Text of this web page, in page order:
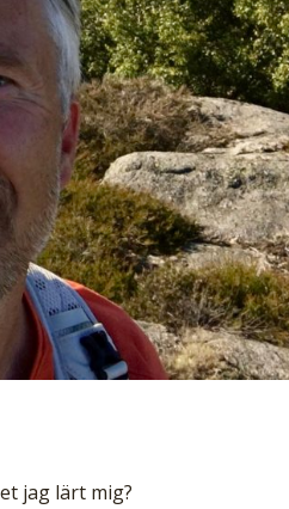
jag lärt mig?